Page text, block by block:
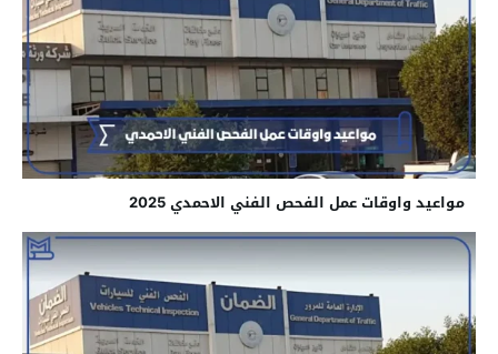
مواعيد واوقات عمل الفحص الفني الاحمدي 2025